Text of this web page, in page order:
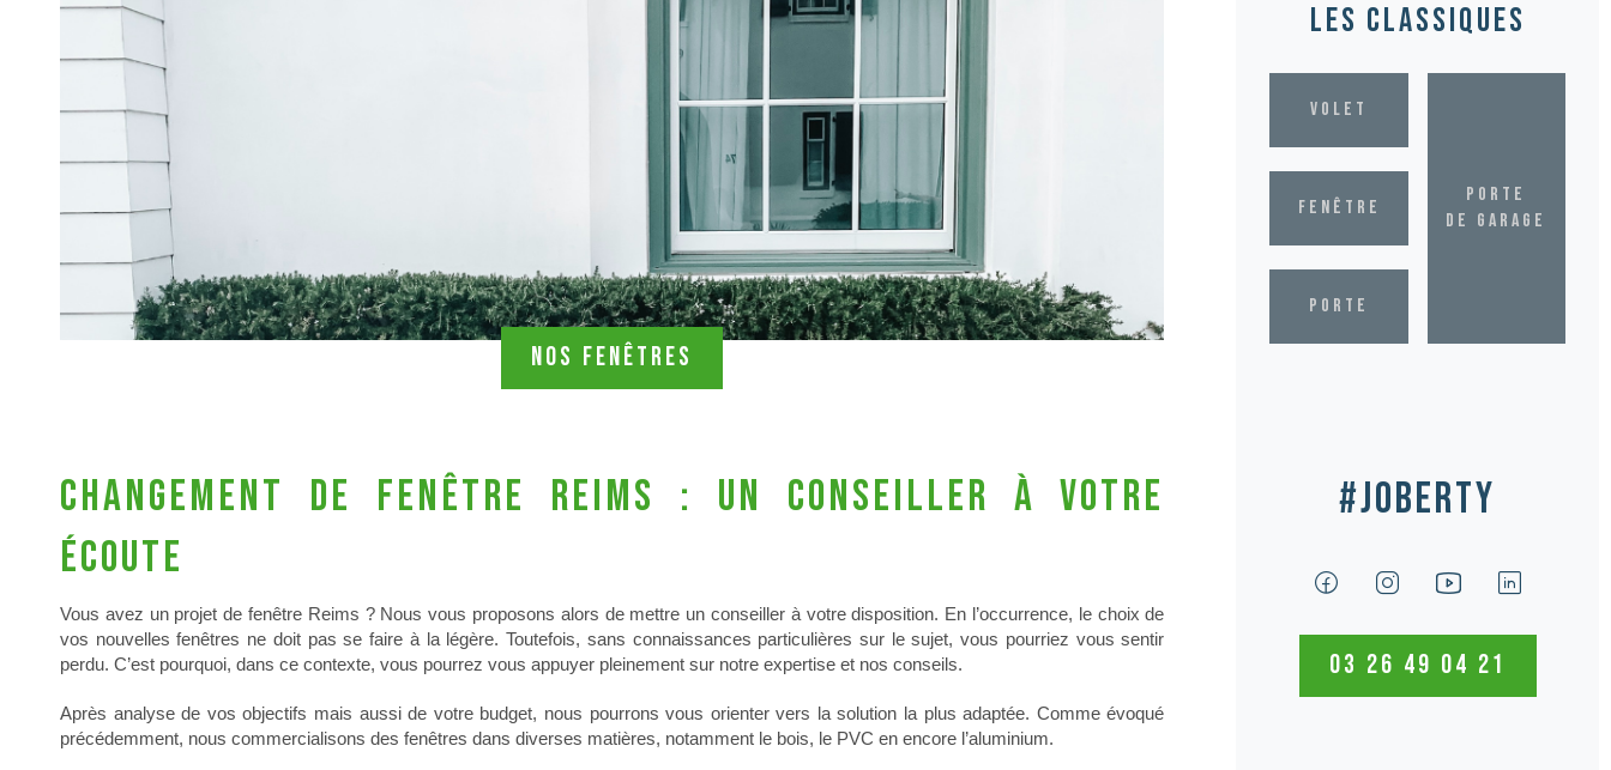
Nos fenêtres
Changement de fenêtre Reims : un conseiller à votre
écoute
Vous avez un projet de fenêtre Reims ? Nous vous proposons alors de mettre un conseiller à votre disposition. En l’occurrence, le choix de
vos nouvelles fenêtres ne doit pas se faire à la légère. Toutefois, sans connaissances particulières sur le sujet, vous pourriez vous sentir
perdu. C’est pourquoi, dans ce contexte, vous pourrez vous appuyer pleinement sur notre expertise et nos conseils.
Après analyse de vos objectifs mais aussi de votre budget, nous pourrons vous orienter vers la solution la plus adaptée. Comme évoqué
précédemment, nous commercialisons des fenêtres dans diverses matières, notamment le bois, le PVC en encore l’aluminium.
les classiques
volet
fenêtre
porte
Porte
de garage
#Joberty
03 26 49 04 21